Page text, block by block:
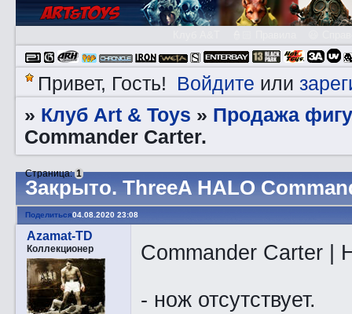
Привет, Гость! Войдите или
» Клуб Art & Toys » Продажа
Commander Carter.
Закрытo. ThreeA HALO
Страница:1
Поделиться04.08.2020 23:08
Azamat-TD
Коллекционер
Commander Carter |
- нож отсутствует.